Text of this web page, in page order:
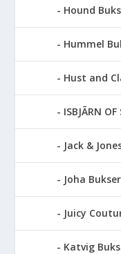
Hound
Hummel
Hust and
ISBJÃRN
Jack &
Joha
Juicy
Katvig